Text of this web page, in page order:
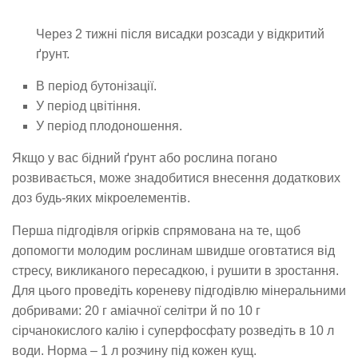
Через 2 тижні після висадки розсади у відкритий
ґрунт.
В період бутонізації.
У період цвітіння.
У період плодоношення.
Якщо у вас бідний ґрунт або рослина погано
розвивається, може знадобитися внесення додаткових
доз будь-яких мікроелементів.
Перша підгодівля огірків спрямована на те, щоб
допомогти молодим рослинам швидше оговтатися від
стресу, викликаного пересадкою, і рушити в зростання.
Для цього проведіть кореневу підгодівлю мінеральними
добривами: 20 г аміачної селітри й по 10 г
сірчанокислого калію і суперфосфату розведіть в 10 л
води. Норма – 1 л розчину під кожен кущ.